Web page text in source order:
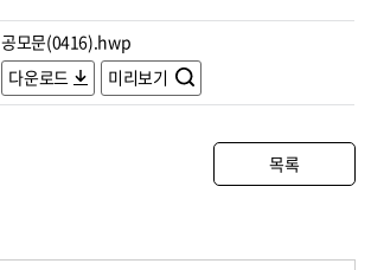
공모문(0416).hwp
다운로드
미리보기
목록